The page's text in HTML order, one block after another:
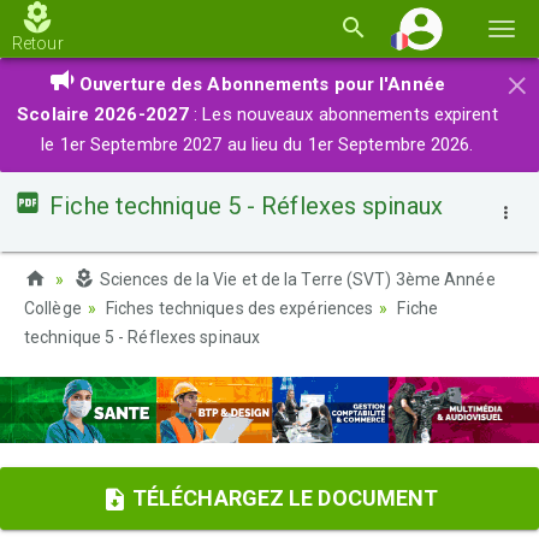
la
Retour
×
Ouverture des Abonnements pour l'Année
Scolaire 2026-2027 : Les nouveaux abonnements expirent
le 1er Septembre 2027 au lieu du 1er Septembre 2026.
Fiche technique 5 - Réflexes spinaux
Sciences de la Vie et de la Terre (SVT) 3ème Année
Collège
Fiches techniques des expériences
Fiche
technique 5 - Réflexes spinaux
TÉLÉCHARGEZ LE DOCUMENT